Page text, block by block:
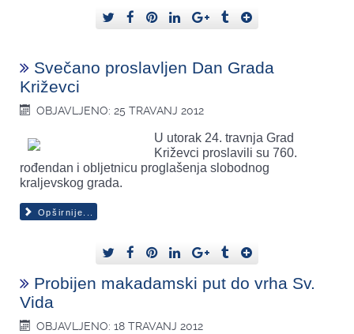
Svečano proslavljen Dan Grada
Križevci
OBJAVLJENO: 25 TRAVANJ 2012
U utorak 24. travnja Grad
Križevci proslavili su 760.
rođendan i obljetnicu proglašenja slobodnog
kraljevskog grada.
Opširnije...
Probijen makadamski put do vrha Sv.
Vida
OBJAVLJENO: 18 TRAVANJ 2012